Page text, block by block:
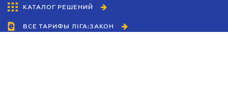
КАТАЛОГ РЕШЕНИЙ
ВСЕ ТАРИФЫ ЛІГА:ЗАКОН